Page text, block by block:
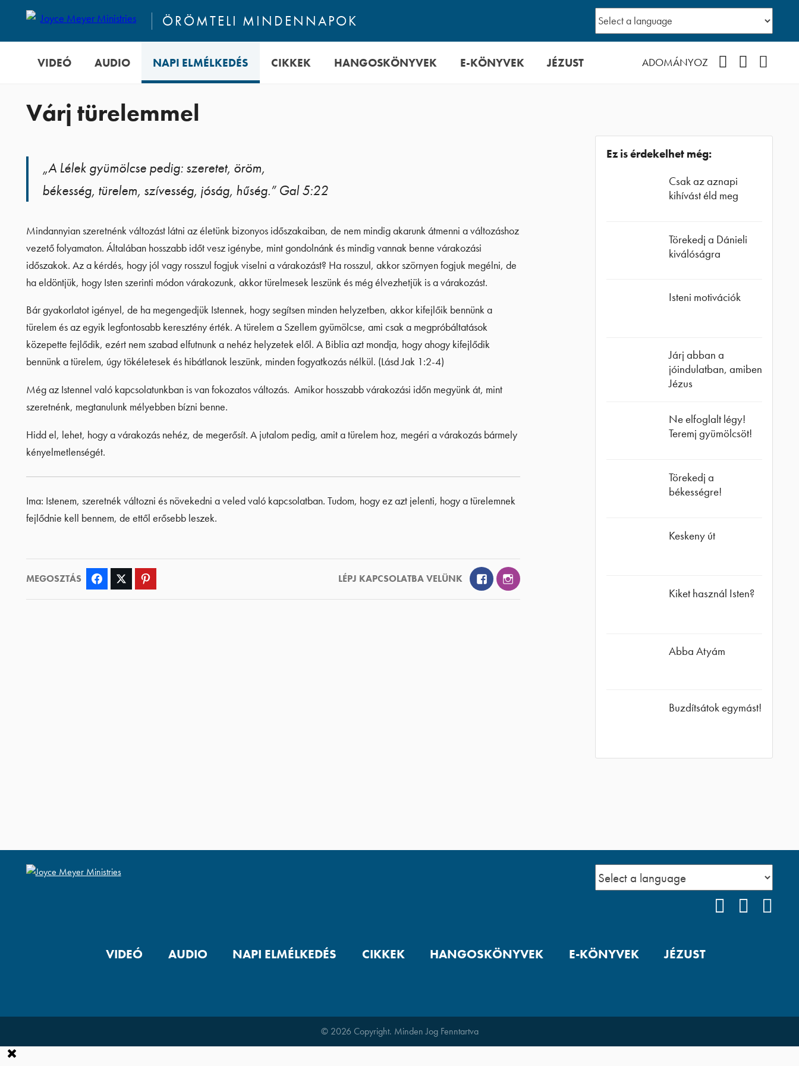
ÖRÖMTELI MINDENNAPOK
VIDEÓ AUDIO NAPI ELMÉLKEDÉS CIKKEK HANGOSKÖNYVEK E-KÖNYVEK JÉZUST ADOMÁNYOZ
Várj türelemmel
„A Lélek gyümölcse pedig: szeretet, öröm,
békesség, türelem, szívesség, jóság, hűség.” Gal 5:22
Mindannyian szeretnénk változást látni az életünk bizonyos időszakaiban, de nem mindig akarunk átmenni a változáshoz
vezető folyamaton. Általában hosszabb időt vesz igénybe, mint gondolnánk és mindig vannak benne várakozási
időszakok. Az a kérdés, hogy jól vagy rosszul fogjuk viselni a várakozást? Ha rosszul, akkor szörnyen fogjuk megélni, de
ha eldöntjük, hogy Isten szerinti módon várakozunk, akkor türelmesek leszünk és még élvezhetjük is a várakozást.
Bár gyakorlatot igényel, de ha megengedjük Istennek, hogy segítsen minden helyzetben, akkor kifejlőik bennünk a
türelem és az egyik legfontosabb keresztény érték. A türelem a Szellem gyümölcse, ami csak a megpróbáltatások
közepette fejlődik, ezért nem szabad elfutnunk a nehéz helyzetek elől. A Biblia azt mondja, hogy ahogy kifejlődik
bennünk a türelem, úgy tökéletesek és hibátlanok leszünk, minden fogyatkozás nélkül. (Lásd Jak 1:2-4)
Még az Istennel való kapcsolatunkban is van fokozatos változás. Amikor hosszabb várakozási időn megyünk át, mint
szeretnénk, megtanulunk mélyebben bízni benne.
Hidd el, lehet, hogy a várakozás nehéz, de megerősít. A jutalom pedig, amit a türelem hoz, megéri a várakozás bármely
kényelmetlenségét.
Ima: Istenem, szeretnék változni és növekedni a veled való kapcsolatban. Tudom, hogy ez azt jelenti, hogy a türelemnek
fejlődnie kell bennem, de ettől erősebb leszek.
MEGOSZTÁS Facebook Twitter LÉPJ KAPCSOLATBA VELÜNK FacebookInstagram
Ez is érdekelhet még:
Csak az aznapi
kihívást éld meg
Törekedj a Dánieli
kiválóságra
Isteni motivációk
Járj abban a
jóindulatban, amiben
Jézus
Ne elfoglalt légy!
Teremj gyümölcsöt!
Törekedj a
békességre!
Keskeny út
Kiket használ Isten?
Abba Atyám
Buzdítsátok egymást!
VIDEÓ AUDIO NAPI ELMÉLKEDÉS CIKKEK HANGOSKÖNYVEK E-KÖNYVEK JÉZUST
© 2026 Copyright. Minden Jog Fenntartva